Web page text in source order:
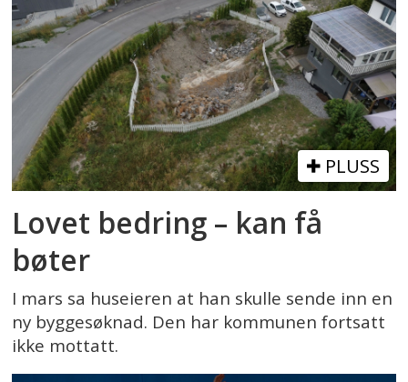
PLUSS
Lovet bedring – kan få
bøter
I mars sa huseieren at han skulle sende inn en
ny byggesøknad. Den har kommunen fortsatt
ikke mottatt.